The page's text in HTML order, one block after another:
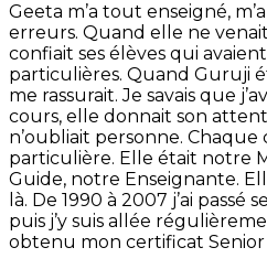
Geeta m’a tout enseigné,
erreurs. Quand elle ne
confiait ses élèves qui
particulières. Quand Guruji
me rassurait. Je savais que
cours, elle donnait son
n’oubliait personne. Chaque
particulière. Elle était notre
Guide, notre Enseignante.
là. De 1990 à 2007 j’ai passé
puis j’y suis allée
obtenu mon certificat